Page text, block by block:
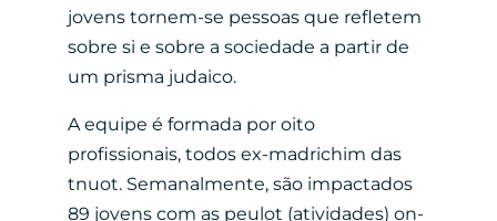
jovens tornem-se pessoas que refletem
sobre si e sobre a sociedade a partir de
um prisma judaico.
A equipe é formada por oito
profissionais, todos ex-madrichim das
tnuot. Semanalmente, são impactados
89 jovens com as peulot (atividades) on-